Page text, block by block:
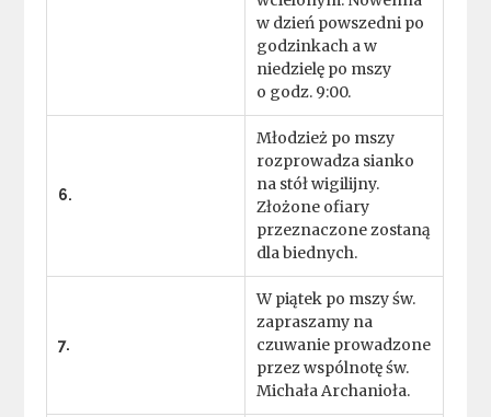
w dzień powszedni po
godzinkach a w
niedzielę po mszy
o godz. 9:00.
6.
Młodzież po mszy
rozprowadza sianko
na stół wigilijny.
Złożone ofiary
przeznaczone zostaną
dla biednych.
7.
W piątek po mszy św.
zapraszamy na
czuwanie prowadzone
przez wspólnotę św.
Michała Archanioła.